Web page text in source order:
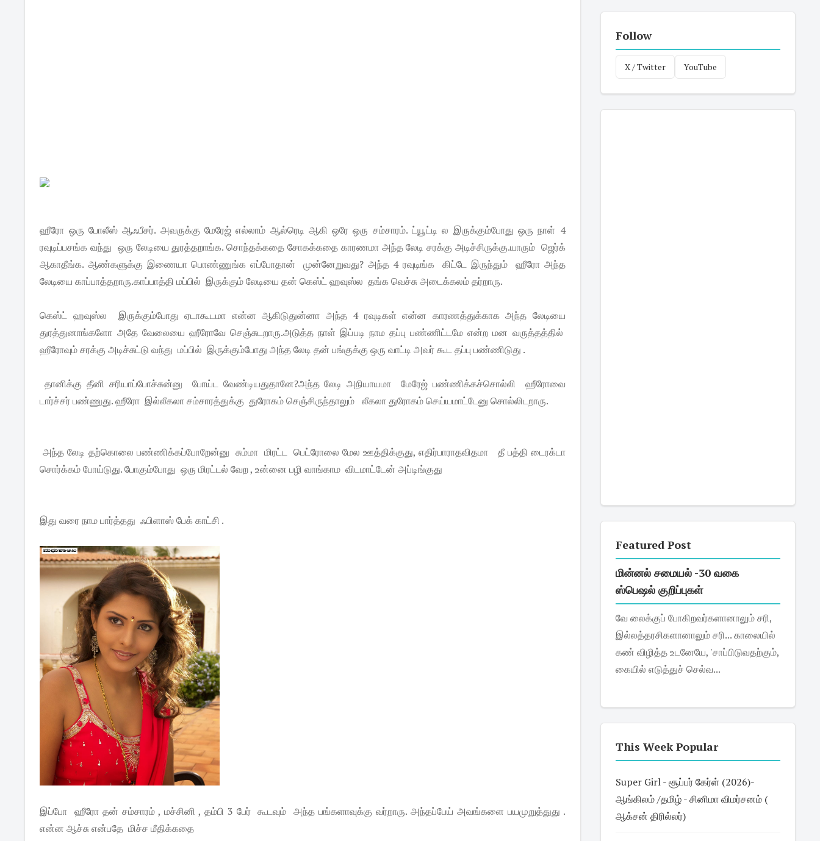
ஹீரோ ஒரு போலீஸ் ஆஃபீசர். அவருக்கு மேரேஜ் எல்லாம் ஆல்ரெடி ஆகி ஒரே ஒரு சம்சாரம். ட்யூட்டி ல இருக்கும்போது ஒரு நாள் 4
ரவுடிப்பசங்க வந்து ஒரு லேடியை துரத்தறாங்க. சொந்தக்கதை சோகக்கதை காரணமா அந்த லேடி சரக்கு அடிச்சிருக்கு.யாரும் ஜெர்க்
ஆகாதீங்க. ஆண்களுக்கு இணையா பொண்ணுங்க எப்போதான் முன்னேறுவது? அந்த 4 ரவுடிங்க கிட்டே இருந்தும் ஹீரோ அந்த
லேடியை காப்பாத்தறாரு.காப்பாத்தி மப்பில் இருக்கும் லேடியை தன் கெஸ்ட் ஹவுஸ்ல தங்க வெச்சு அடைக்கலம் தர்றாரு.
கெஸ்ட் ஹவுஸ்ல இருக்கும்போது ஏடாகூடமா என்ன ஆகிடுதுன்னா அந்த 4 ரவுடிகள் என்ன காரணத்துக்காக அந்த லேடியை
துரத்துனாங்களோ அதே வேலையை ஹீரோவே செஞ்சுடறாரு.அடுத்த நாள் இப்படி நாம தப்பு பண்ணிட்டமே என்ற மன வருத்தத்தில்
ஹீரோவும் சரக்கு அடிச்சுட்டு வந்து மப்பில் இருக்கும்போது அந்த லேடி தன் பங்குக்கு ஒரு வாட்டி அவர் கூட தப்பு பண்ணிடுது .
தானிக்கு தீனி சரியாப்போச்சுன்னு போய்ட வேண்டியதுதானே?அந்த லேடி அநியாயமா மேரேஜ் பண்ணிக்கச்சொல்லி ஹீரோவை
டார்ச்சர் பண்ணுது. ஹீரோ இல்லீகலா சம்சாரத்துக்கு துரோகம் செஞ்சிருந்தாலும் லீகலா துரோகம் செய்யமாட்டேனு சொல்லிடறாரு.
அந்த லேடி தற்கொலை பண்ணிக்கப்போறேன்னு சும்மா மிரட்ட பெட்ரோலை மேல ஊத்திக்குது, எதிர்பாராதவிதமா தீ பத்தி டைரக்டா
சொர்க்கம் போய்டுது. போகும்போது ஒரு மிரட்டல் வேற , உன்னை பழி வாங்காம விடமாட்டேன் அப்டிங்குது
இது வரை நாம பார்த்தது ஃபிளாஸ் பேக் காட்சி .
இப்போ ஹீரோ தன் சம்சாரம் , மச்சினி , தம்பி 3 பேர் கூடவும் அந்த பங்களாவுக்கு வர்றாரு. அந்தப்பேய் அவங்களை பயமுறுத்துது .
என்ன ஆச்சு என்பதே மிச்ச மீதிக்கதை
Follow
X / Twitter YouTube
Featured Post
மின்னல் சமையல் -30 வகை
ஸ்பெஷல் குறிப்புகள்
வே லைக்குப் போகிறவர்களானாலும் சரி,
இல்லத்தரசிகளானாலும் சரி... காலையில்
கண் விழித்த உடனேயே, 'சாப்பிடுவதற்கும்,
கையில் எடுத்துச் செல்வ...
This Week Popular
Super Girl - சூப்பர் கேர்ள் (2026)-
ஆங்கிலம் /தமிழ் - சினிமா விமர்சனம் (
ஆக்சன் திரில்லர்)